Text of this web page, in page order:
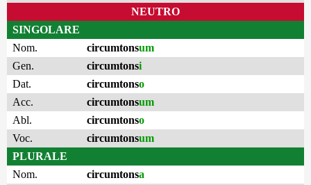
NEUTRO
SINGOLARE
Nom.
circumtonsum
Gen.
circumtonsi
Dat.
circumtonso
Acc.
circumtonsum
Abl.
circumtonso
Voc.
circumtonsum
PLURALE
Nom.
circumtonsa